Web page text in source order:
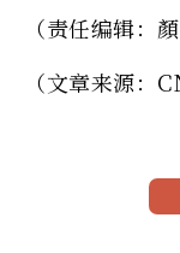
（责任编辑：
（文章来源：